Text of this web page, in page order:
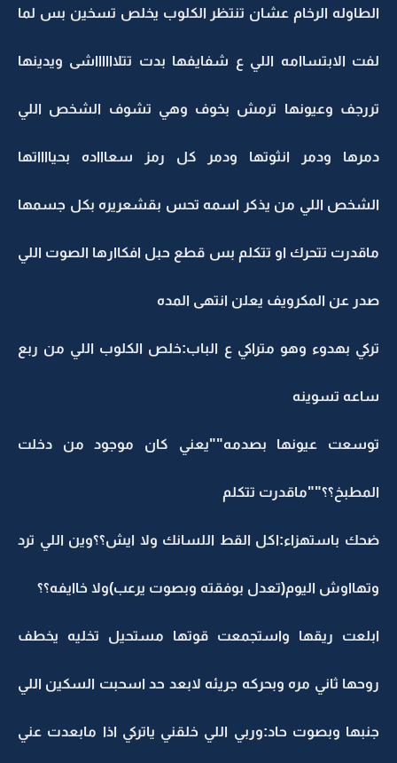
الطاوله الرخام عشان تنتظر الكلوب يخلص تسخين بس لما
لفت الابتساامه اللي ع شفايفها بدت تتلااااااشى ويدينها
تررجف وعيونها ترمش بخوف وهي تشوف الشخص اللي
دمرها ودمر انثوتها ودمر كل رمز سعاااده بحيااااتها
الشخص اللي من يذكر اسمه تحس بقشعريره بكل جسمها
ماقدرت تتحرك او تتكلم بس قطع حبل افكاارها الصوت اللي
صدر عن المكرويف يعلن انتهى المده
تركي بهدوء وهو متراكي ع الباب:خلص الكلوب اللي من ربع
ساعه تسوينه
توسعت عيونها بصدمه""يعني كان موجود من دخلت
المطبخ؟؟""ماقدرت تتكلم
ضحك باستهزاء:اكل القط اللسانك ولا ايش؟؟وين اللي ترد
وتهااوش اليوم(تعدل بوفقته وبصوت يرعب)ولا خاايفه؟؟
ابلعت ريقها واستجمعت قوتها مستحيل تخليه يخطف
روحها ثاني مره وبحركه جريئه لابعد حد اسحبت السكين اللي
جنبها وبصوت حاد:وربي اللي خلقني ياتركي اذا مابعدت عني